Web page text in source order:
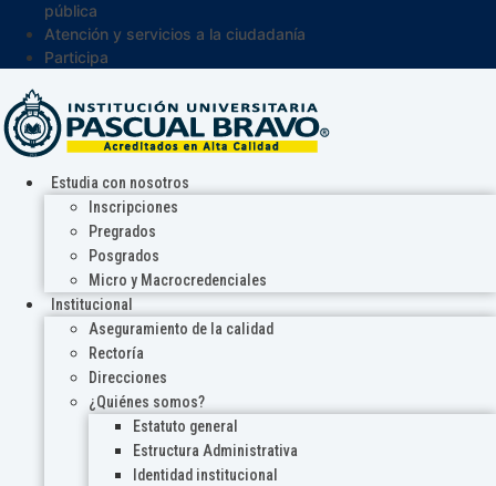
pública
Atención y servicios a la ciudadanía
Participa
Estudia con nosotros
Inscripciones
Pregrados
Posgrados
Micro y Macrocredenciales
Institucional
Aseguramiento de la calidad
Rectoría
Direcciones
¿Quiénes somos?
Estatuto general
Estructura Administrativa
Identidad institucional